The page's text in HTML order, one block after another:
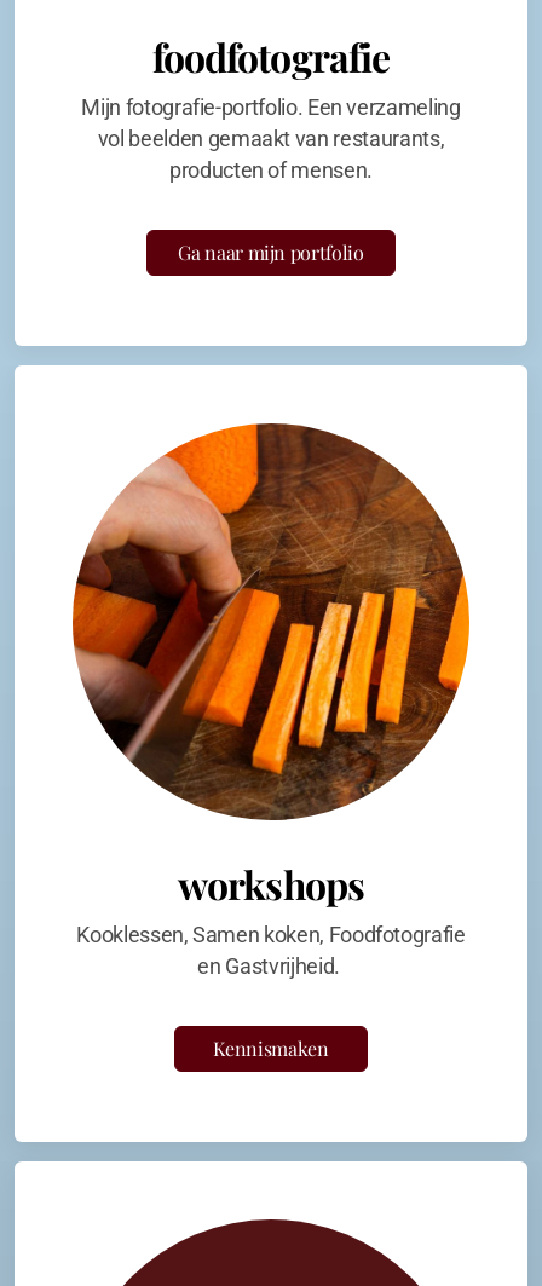
foodfotografie
Mijn fotografie-portfolio. Een verzameling
vol beelden gemaakt van restaurants,
producten of mensen.
Ga naar mijn portfolio
workshops
Kooklessen, Samen koken, Foodfotografie
en Gastvrijheid.
Kennismaken